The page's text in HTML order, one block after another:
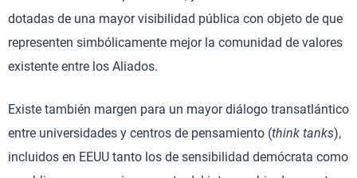
dotadas de una mayor visibilidad pública con objeto de que
representen simbólicamente mejor la comunidad de valores
existente entre los Aliados.
Existe también margen para un mayor diálogo transatlántico
entre universidades y centros de pensamiento (think tanks),
incluidos en EEUU tanto los de sensibilidad demócrata como